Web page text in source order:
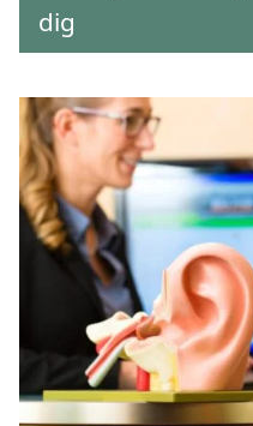
dig